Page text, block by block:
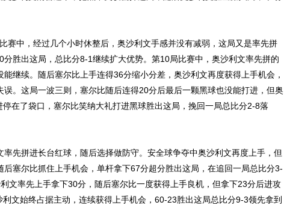
中，经过几个小时休整后，奥沙利文手感并没有减弱，这局又是率先拼
分胜出这局，总比分8-1继续扩大优势。第10局比赛中，奥沙利文率先拼的
能继续。随后塞尔比上手连得36分缩小分差，奥沙利文再度获得上手机会，
误。这局一波三则，塞尔比随后连得20分后最后一颗黑球也没能打进，但奥
在了袋口，塞尔比笑纳大礼打进黑球胜出这局，挽回一局总比分2-8落
拼进长台红球，随后选择做防守。安全球争夺中奥沙利文再度上手，但
塞尔比抓住上手机会，单杆拿下67分超分胜出这局，在追回一局总比分3-
文率先上手拿下30分，随后塞尔比一度获得上手良机，但拿下23分后进攻
文始终占据主动，连续获得上手机会，60-23胜出这局总比分9-3领先拿到